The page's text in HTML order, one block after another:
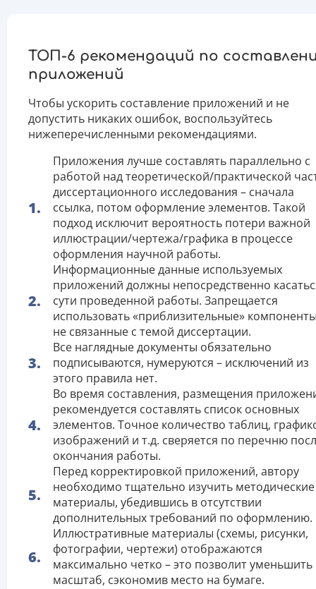
ТОП-6 рекомендаций по
приложений
Чтобы ускорить составление приложений и не
допустить никаких ошибок, воспользуйтесь
нижеперечисленными рекомендациями.
Приложения лучше составлять параллельно с
работой над теоретической/практической
диссертационного исследования – сначала
ссылка, потом оформление элементов. Такой
подход исключит вероятность потери важной
иллюстрации/чертежа/графика в процессе
оформления научной работы.
Информационные данные используемых
приложений должны непосредственно
сути проведенной работы. Запрещается
использовать «приблизительные»
не связанные с темой диссертации.
Все наглядные документы обязательно
подписываются, нумеруются – исключений из
этого правила нет.
Во время составления, размещения
рекомендуется составлять список основных
элементов. Точное количество таблиц,
изображений и т.д. сверяется по перечню
окончания работы.
Перед корректировкой приложений, автору
необходимо тщательно изучить методические
материалы, убедившись в отсутствии
дополнительных требований по оформлению.
Иллюстративные материалы (схемы, рисунки,
фотографии, чертежи) отображаются
максимально четко – это позволит уменьшить
масштаб, сэкономив место на бумаге.